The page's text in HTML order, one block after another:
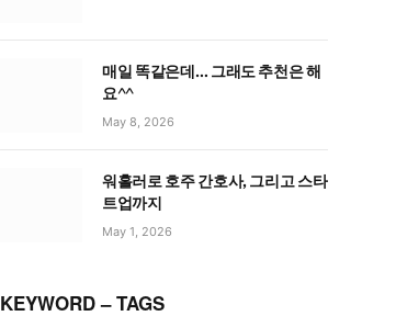
매일 똑같은데… 그래도 추천은 해
요^^
May 8, 2026
워홀러로 호주 간호사, 그리고 스타
트업까지
May 1, 2026
KEYWORD – TAGS